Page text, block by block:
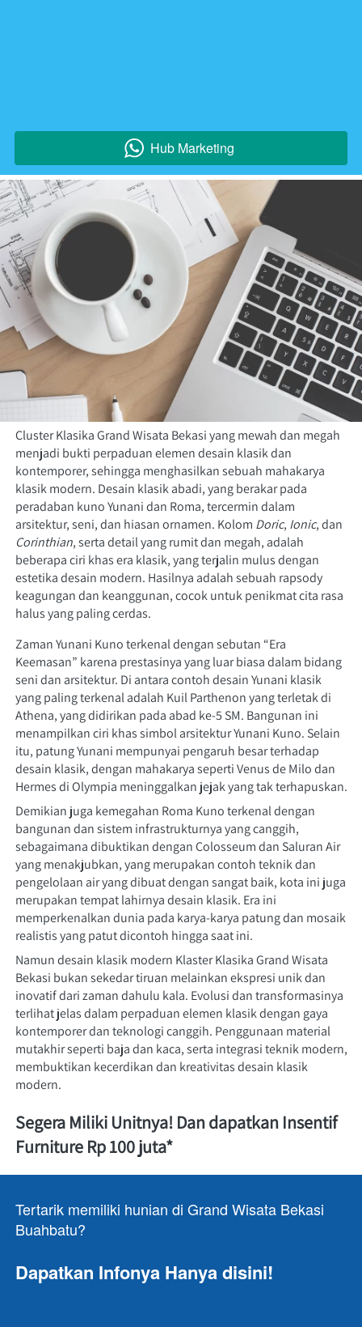
` Hub Marketing
Cluster Klasika Grand Wisata Bekasi yang mewah dan megah
menjadi bukti perpaduan elemen desain klasik dan
kontemporer, sehingga menghasilkan sebuah mahakarya
klasik modern. Desain klasik abadi, yang berakar pada
peradaban kuno Yunani dan Roma, tercermin dalam
arsitektur, seni, dan hiasan ornamen. Kolom Doric, Ionic, dan
Corinthian, serta detail yang rumit dan megah, adalah
beberapa ciri khas era klasik, yang terjalin mulus dengan
estetika desain modern. Hasilnya adalah sebuah rapsody
keagungan dan keanggunan, cocok untuk penikmat cita rasa
halus yang paling cerdas.
Zaman Yunani Kuno terkenal dengan sebutan “Era
Keemasan” karena prestasinya yang luar biasa dalam bidang
seni dan arsitektur. Di antara contoh desain Yunani klasik
yang paling terkenal adalah Kuil Parthenon yang terletak di
Athena, yang didirikan pada abad ke-5 SM. Bangunan ini
menampilkan ciri khas simbol arsitektur Yunani Kuno. Selain
itu, patung Yunani mempunyai pengaruh besar terhadap
desain klasik, dengan mahakarya seperti Venus de Milo dan
Hermes di Olympia meninggalkan jejak yang tak terhapuskan.
Demikian juga kemegahan Roma Kuno terkenal dengan
bangunan dan sistem infrastrukturnya yang canggih,
sebagaimana dibuktikan dengan Colosseum dan Saluran Air
yang menakjubkan, yang merupakan contoh teknik dan
pengelolaan air yang dibuat dengan sangat baik, kota ini juga
merupakan tempat lahirnya desain klasik. Era ini
memperkenalkan dunia pada karya-karya patung dan mosaik
realistis yang patut dicontoh hingga saat ini.
Namun desain klasik modern Klaster Klasika Grand Wisata
Bekasi bukan sekedar tiruan melainkan ekspresi unik dan
inovatif dari zaman dahulu kala. Evolusi dan transformasinya
terlihat jelas dalam perpaduan elemen klasik dengan gaya
kontemporer dan teknologi canggih. Penggunaan material
mutakhir seperti baja dan kaca, serta integrasi teknik modern,
membuktikan kecerdikan dan kreativitas desain klasik
modern.
Segera Miliki Unitnya! Dan dapatkan Insentif
Furniture Rp 100 juta*
Tertarik memiliki hunian di Grand Wisata Bekasi
Buahbatu?
Dapatkan Infonya Hanya disini!